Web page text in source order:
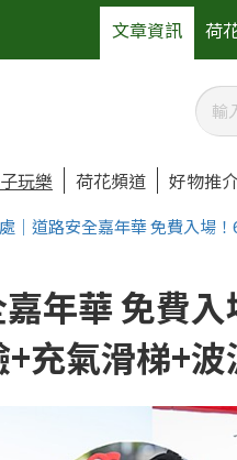
文章資訊 荷
玩樂 荷花頻道 好物推
｜道路安全嘉年華 免費入場
年華 免費
充氣滑梯+波